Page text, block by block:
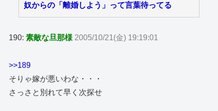
奴からの「離婚しよう」って言葉待ってる
190:素敵な旦那様 2005/10/21(金) 19:19:01
>>189
そりゃ嫁が悪いわな・・・
さっさと別れて早く次探せ